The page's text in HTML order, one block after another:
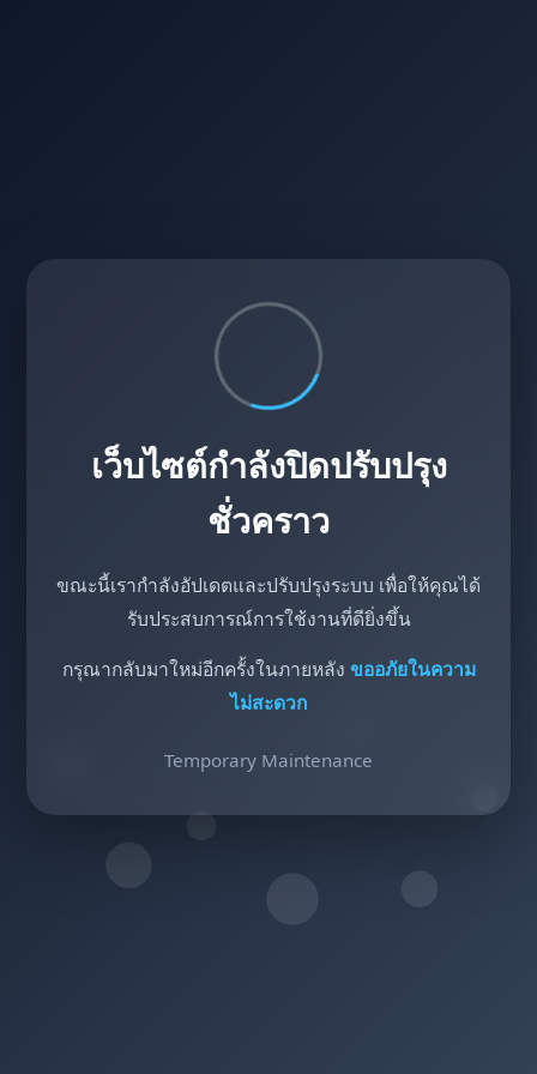
เว็บไซต์กำลังปิดปรับปรุง
ชั่วคราว
ขณะนี้เรากำลังอัปเดตและปรับปรุงระบบ เพื่อให้คุณได้
รับประสบการณ์การใช้งานที่ดียิ่งขึ้น
กรุณากลับมาใหม่อีกครั้งในภายหลัง ขออภัยในความ
ไม่สะดวก
Temporary Maintenance